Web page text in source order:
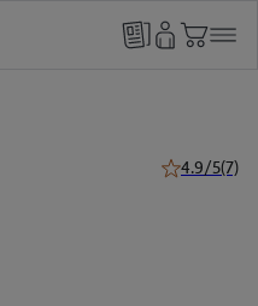
4.9/5(7)